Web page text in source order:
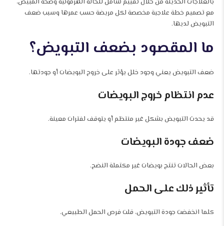
بالعلاجات الحديثة من خلال تقييم شامل للحالة الهرمونية وصحة المبيض،
مع تصميم خطة علاجية مخصصة لكل مريضة حسب عمرها وسبب ضعف
التبويض لديها.
ما المقصود بضعف التبويض؟
ضعف التبويض يعني وجود خلل يؤثر على خروج البويضات أو جودتها.
عدم انتظام خروج البويضات
قد يحدث التبويض بشكل غير منتظم أو يتوقف لفترات معينة.
ضعف جودة البويضات
بعض الحالات تنتج بويضات غير مكتملة النضج.
تأثير ذلك على الحمل
كلما انخفضت جودة التبويض، قلت فرص الحمل الطبيعي.